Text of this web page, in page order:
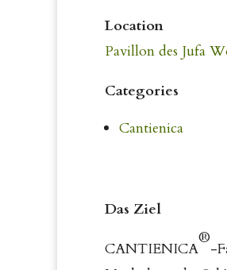
Location
Pavillon des Jufa
Categories
Cantienica
Das Ziel
CANTIENICA
®
-